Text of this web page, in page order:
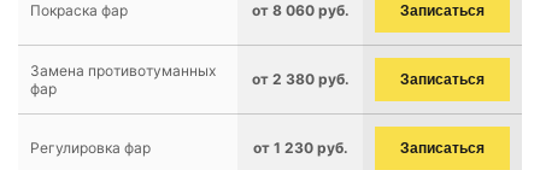
Покраска фар от 8 060 руб. Записаться
Замена противотуманных
фар
от 2 380 руб. Записаться
Регулировка фар от 1 230 руб. Записаться